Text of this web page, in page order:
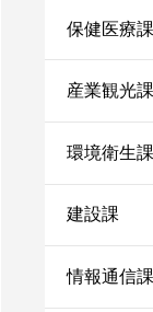
保健医療課
産業観光課
環境衛生課
建設課
情報通信課